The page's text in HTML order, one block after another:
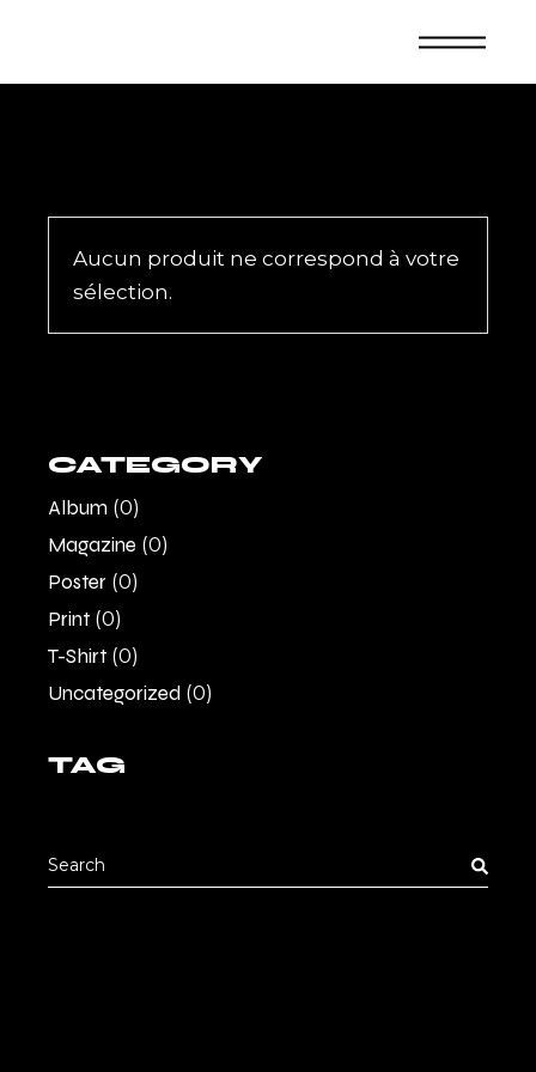
Aucun produit ne correspond à votre
sélection.
CATEGORY
Album (0)
Magazine (0)
Poster (0)
Print (0)
T-Shirt (0)
Uncategorized (0)
TAG
Search
for: